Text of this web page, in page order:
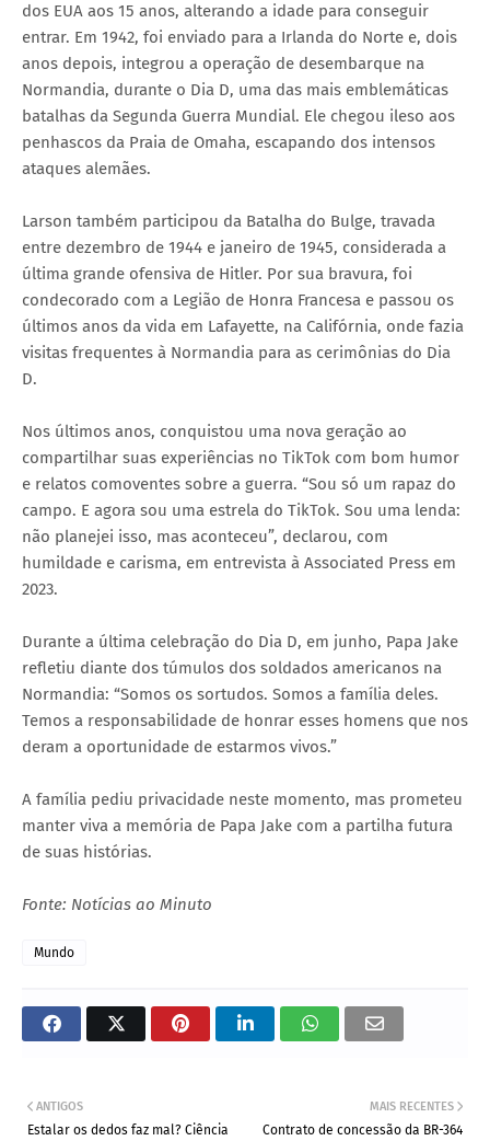
dos EUA aos 15 anos, alterando a idade para conseguir
entrar. Em 1942, foi enviado para a Irlanda do Norte e, dois
anos depois, integrou a operação de desembarque na
Normandia, durante o Dia D, uma das mais emblemáticas
batalhas da Segunda Guerra Mundial. Ele chegou ileso aos
penhascos da Praia de Omaha, escapando dos intensos
ataques alemães.
Larson também participou da Batalha do Bulge, travada
entre dezembro de 1944 e janeiro de 1945, considerada a
última grande ofensiva de Hitler. Por sua bravura, foi
condecorado com a Legião de Honra Francesa e passou os
últimos anos da vida em Lafayette, na Califórnia, onde fazia
visitas frequentes à Normandia para as cerimônias do Dia
D.
Nos últimos anos, conquistou uma nova geração ao
compartilhar suas experiências no TikTok com bom humor
e relatos comoventes sobre a guerra. “Sou só um rapaz do
campo. E agora sou uma estrela do TikTok. Sou uma lenda:
não planejei isso, mas aconteceu”, declarou, com
humildade e carisma, em entrevista à Associated Press em
2023.
Durante a última celebração do Dia D, em junho, Papa Jake
refletiu diante dos túmulos dos soldados americanos na
Normandia: “Somos os sortudos. Somos a família deles.
Temos a responsabilidade de honrar esses homens que nos
deram a oportunidade de estarmos vivos.”
A família pediu privacidade neste momento, mas prometeu
manter viva a memória de Papa Jake com a partilha futura
de suas histórias.
Fonte: Notícias ao Minuto
Mundo
MAIS RECENTES
Contrato de concessão da BR-364
ANTIGOS
Estalar os dedos faz mal? Ciência